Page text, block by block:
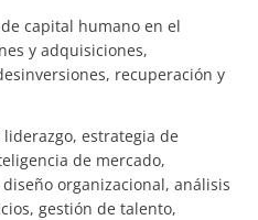
capital humano en el
y adquisiciones,
recuperación y
estrategia de
de mercado,
organizacional, análisis
gestión de talento,